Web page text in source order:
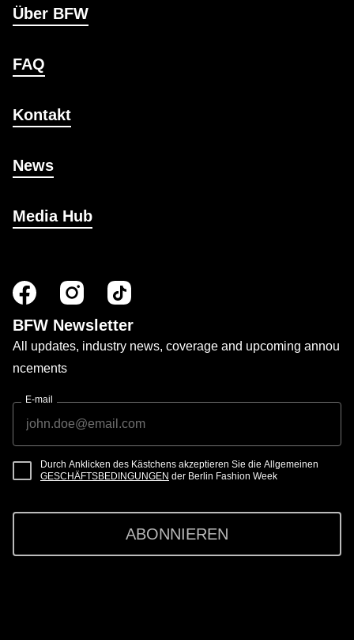
Über BFW
FAQ
Kontakt
News
Media Hub
BFW Newsletter
All updates, industry news, coverage and upcoming annou
ncements
E-mail
Durch Anklicken des Kästchens akzeptieren Sie die Allgemeinen
GESCHÄFTSBEDINGUNGEN der Berlin Fashion Week
ABONNIEREN